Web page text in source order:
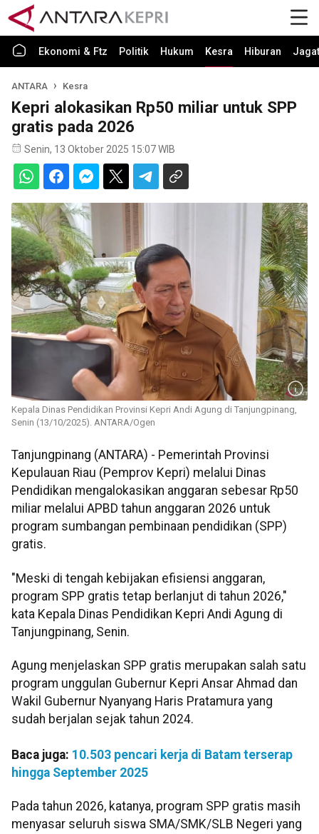
Ekonomi & Ftz Politik Hukum Kesra Hiburan Jagat
ANTARA Kesra
Kepri alokasikan Rp50 miliar untuk SPP
gratis pada 2026
Senin, 13 Oktober 2025 15:07 WIB
Kepala Dinas Pendidikan Provinsi Kepri Andi Agung di Tanjungpinang,
Senin (13/10/2025). ANTARA/Ogen
Tanjungpinang (ANTARA) - Pemerintah Provinsi
Kepulauan Riau (Pemprov Kepri) melalui Dinas
Pendidikan mengalokasikan anggaran sebesar Rp50
miliar melalui APBD tahun anggaran 2026 untuk
program sumbangan pembinaan pendidikan (SPP)
gratis.
"Meski di tengah kebijakan efisiensi anggaran,
program SPP gratis tetap berlanjut di tahun 2026,"
kata Kepala Dinas Pendidikan Kepri Andi Agung di
Tanjungpinang, Senin.
Agung menjelaskan SPP gratis merupakan salah satu
program unggulan Gubernur Kepri Ansar Ahmad dan
Wakil Gubernur Nyanyang Haris Pratamura yang
sudah berjalan sejak tahun 2024.
Baca juga: 10.503 pencari kerja di Batam terserap
hingga September 2025
Pada tahun 2026, katanya, program SPP gratis masih
menyasar seluruh siswa SMA/SMK/SLB Negeri yang